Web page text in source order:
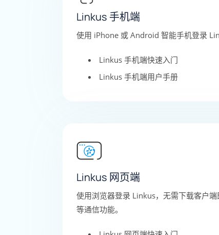
Linkus 手机端
使用 iPhone 或 Android 智能手机登录
Linkus 手机端快速入门
Linkus 手机端用户手册
Linkus 网页端
使用浏览器登录 Linkus，无需下载客户
等通信功能。